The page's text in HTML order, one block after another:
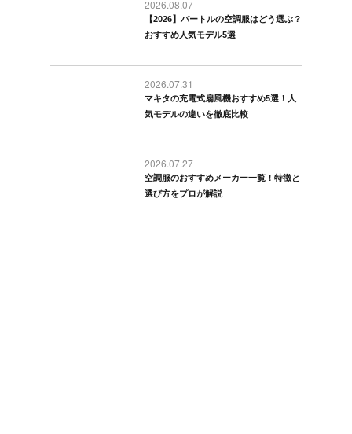
2026.08.07
【2026】バートルの空調服はどう選ぶ？
おすすめ人気モデル5選
2026.07.31
マキタの充電式扇風機おすすめ5選！人
気モデルの違いを徹底比較
2026.07.27
空調服のおすすめメーカー一覧！特徴と
選び方をプロが解説